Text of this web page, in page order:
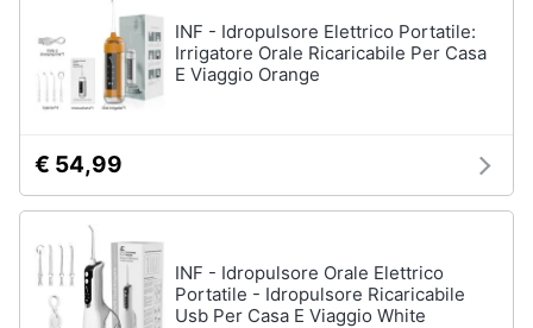
INF - Idropulsore Elettrico Portatile:
Irrigatore Orale Ricaricabile Per Casa
E Viaggio Orange
€ 54,99
INF - Idropulsore Orale Elettrico
Portatile - Idropulsore Ricaricabile
Usb Per Casa E Viaggio White